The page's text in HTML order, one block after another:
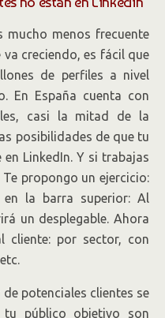
mucho menos frecuente
creciendo, es fácil que
de perfiles a nivel
En España cuenta con
casi la mitad de la
posibilidades de que tu
LinkedIn. Y si trabajas
propongo un ejercicio:
la barra superior: Al
un desplegable. Ahora
cliente: por sector, con
potenciales clientes se
tu público objetivo son